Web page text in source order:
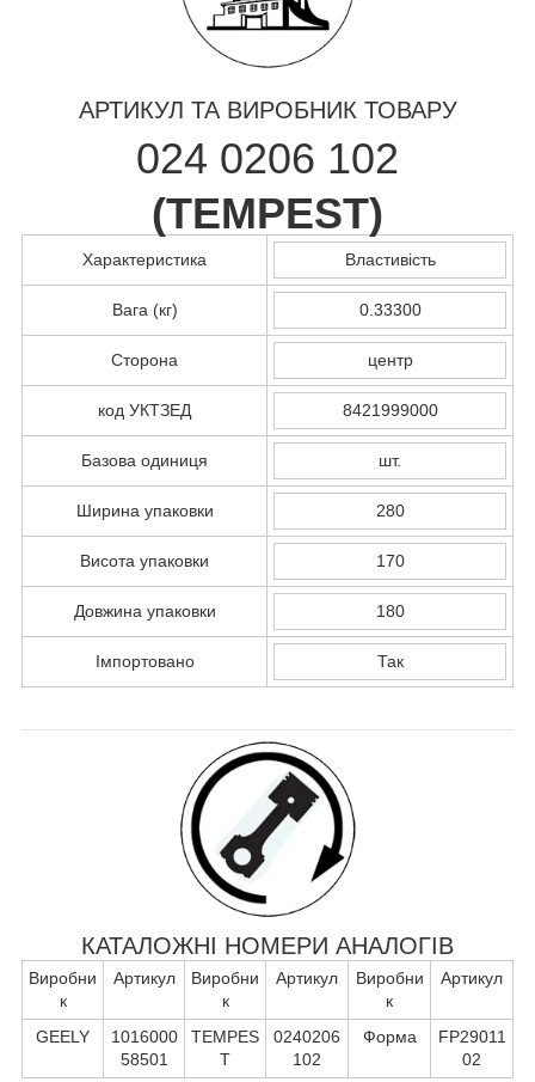
АРТИКУЛ ТА ВИРОБНИК ТОВАРУ
024 0206 102
(TEMPEST)
Характеристика Властивість
Вага (кг) 0.33300
Сторона центр
код УКТЗЕД 8421999000
Базова одиниця шт.
Ширина упаковки 280
Висота упаковки 170
Довжина упаковки 180
Імпортовано Так
КАТАЛОЖНІ НОМЕРИ АНАЛОГІВ
Виробни
к
Артикул
Виробни
к
Артикул
Виробни
к
Артикул
GEELY
1016000
58501
TEMPES
T
0240206
102
Форма
FP29011
02